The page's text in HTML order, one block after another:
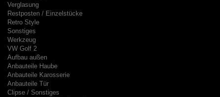
Verglasung
Restposten / Einzelstücke
Retro Style
Sonstiges
Werkzeug
VW Golf 2
Aufbau außen
Anbauteile Haube
Anbauteile Karosserie
Anbauteile Tür
Clipse / Sonstiges